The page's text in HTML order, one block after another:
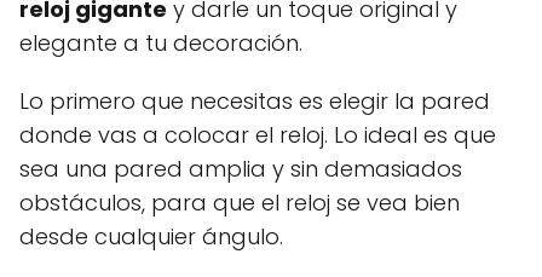
reloj gigante y darle un toque original y
elegante a tu decoración.
Lo primero que necesitas es elegir la pared
donde vas a colocar el reloj. Lo ideal es que
sea una pared amplia y sin demasiados
obstáculos, para que el reloj se vea bien
desde cualquier ángulo.